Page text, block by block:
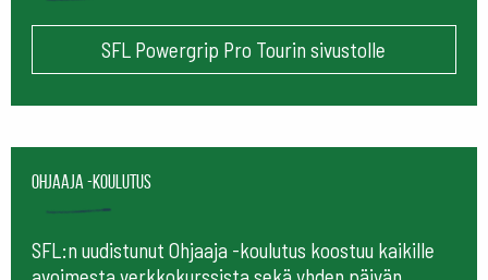
SFL Powergrip Pro Tourin sivustolle
Ohjaaja -koulutus
SFL:n uudistunut Ohjaaja -koulutus koostuu kaikille